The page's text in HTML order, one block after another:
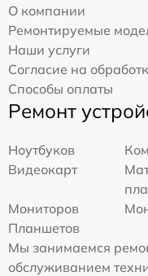
О компании
Ремонтируемые
Наши услуги
Согласие на
Способы оплаты
Ремонт
Ноутбуков
Видеокарт
Мониторов
Планшетов
Мы занимаемся
обслуживанием